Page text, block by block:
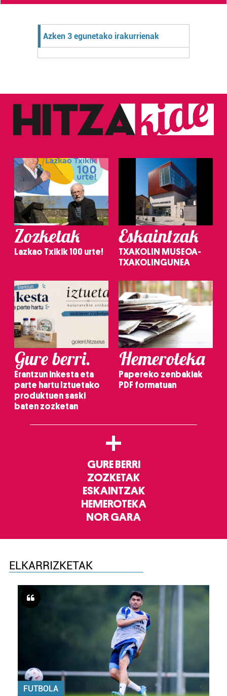
Azken 3 egunetako irakurrienak
Zozketak
Lazkao Txikik 100 urte!
Eskaintzak
TXAKOLIN MUSEOA-
TXAKOLINGUNEA
Gure berri.
Erantzun inkesta eta
parte hartu Iztuetako
produktuen saski
baten zozketan
Hemeroteka
Papereko zenbakiak
PDF formatuan
+
GURE BERRI
ZOZKETAK
ESKAINTZAK
HEMEROTEKA
NOR GARA
ELKARRIZKETAK
FUTBOLA